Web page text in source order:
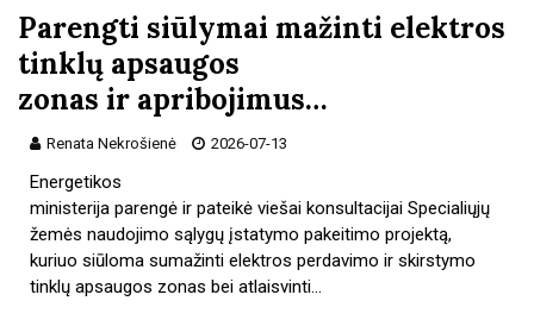
Parengti siūlymai mažinti elektros
tinklų apsaugos
zonas ir apribojimus…
Renata Nekrošienė 2026-07-13
Energetikos
ministerija parengė ir pateikė viešai konsultacijai Specialiųjų
žemės naudojimo sąlygų įstatymo pakeitimo projektą,
kuriuo siūloma sumažinti elektros perdavimo ir skirstymo
tinklų apsaugos zonas bei atlaisvinti…